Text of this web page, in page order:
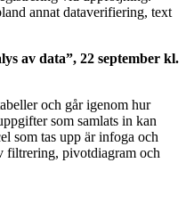
annat dataverifiering, text
av data”, 22 september kl.
och går igenom hur
som samlats in kan
som tas upp är infoga och
filtrering, pivotdiagram och